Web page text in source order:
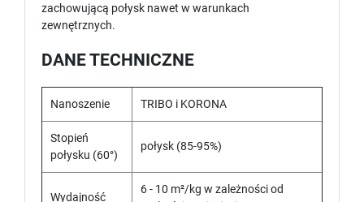
zachowującą połysk nawet w warunkach
zewnętrznych.
DANE TECHNICZNE
Nanoszenie TRIBO i KORONA
Stopień
połysku (60°)
połysk (85-95%)
Wydajność
6 - 10 m²/kg w zależności od